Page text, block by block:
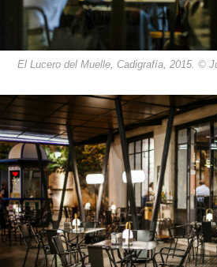
El Lucero del Muelle, Cadigrafía, 2015. ©